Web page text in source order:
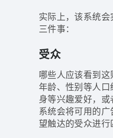
实际上，该系统
三件事：
受众
哪些人应该看到
年龄、性别等人
身等兴趣爱好，或
系统会将可用的
望触达的受众进行